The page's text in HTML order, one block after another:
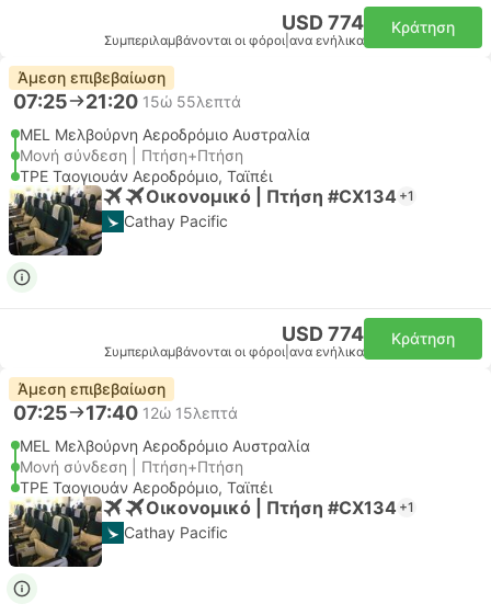
USD 774
Συμπεριλαμβάνονται οι φόροι ανα ενήλικα
Κράτηση
Άμεση επιβεβαίωση
07:25 21:20 15ώ 55λεπτά
MEL Μελβούρνη Αεροδρόμιο Αυστραλία
Μονή σύνδεση | Πτήση+Πτήση
TPE Ταογιουάν Αεροδρόμιο, Ταϊπέι
Οικονομικό | Πτήση #CX134 +1
Cathay Pacific
USD 774
Συμπεριλαμβάνονται οι φόροι ανα ενήλικα
Κράτηση
Άμεση επιβεβαίωση
07:25 17:40 12ώ 15λεπτά
MEL Μελβούρνη Αεροδρόμιο Αυστραλία
Μονή σύνδεση | Πτήση+Πτήση
TPE Ταογιουάν Αεροδρόμιο, Ταϊπέι
Οικονομικό | Πτήση #CX134 +1
Cathay Pacific